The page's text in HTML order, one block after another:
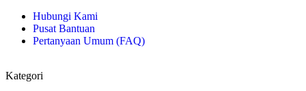
Hubungi Kami
Pusat Bantuan
Pertanyaan Umum (FAQ)
Kategori